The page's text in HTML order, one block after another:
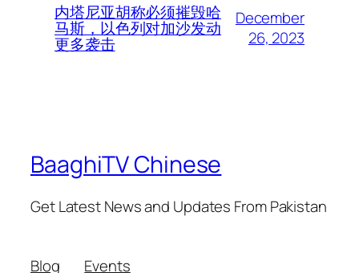
内塔尼亚胡称必须摧毁哈
马斯，以色列对加沙发动
更多袭击
December
26, 2023
BaaghiTV Chinese
Get Latest News and Updates From Pakistan
Blog Events